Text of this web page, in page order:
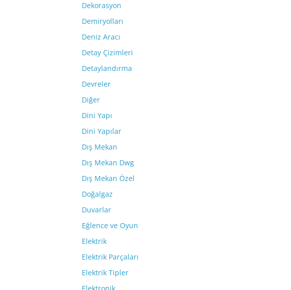
Dekorasyon
Demiryolları
Deniz Aracı
Detay Çizimleri
Detaylandırma
Devreler
Diğer
Dini Yapı
Dini Yapılar
Dış Mekan
Dış Mekan Dwg
Dış Mekan Özel
Doğalgaz
Duvarlar
Eğlence ve Oyun
Elektrik
Elektrik Parçaları
Elektrik Tipler